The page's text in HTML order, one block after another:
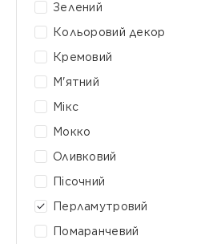
Зелений
Кольоровий декор
Кремовий
М'ятний
Мікс
Мокко
Оливковий
Пісочний
Перламутровий
Помаранчевий